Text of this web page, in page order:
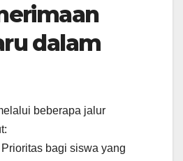
dalam
beberapa jalur
Prioritas bagi siswa yang